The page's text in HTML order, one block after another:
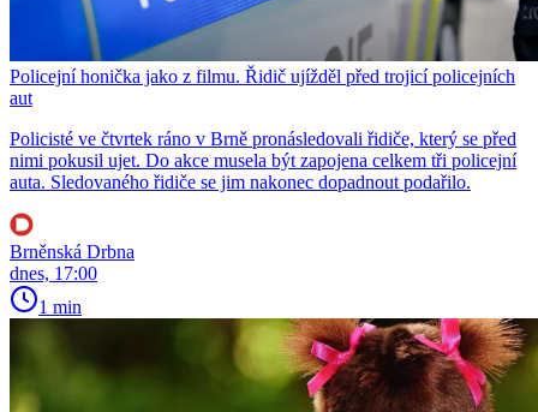
Policejní honička jako z filmu. Řidič ujížděl před trojicí policejních
aut
Policisté ve čtvrtek ráno v Brně pronásledovali řidiče, který se před
nimi pokusil ujet. Do akce musela být zapojena celkem tři policejní
auta. Sledovaného řidiče se jim nakonec dopadnout podařilo.
Brněnská Drbna
dnes, 17:00
1 min